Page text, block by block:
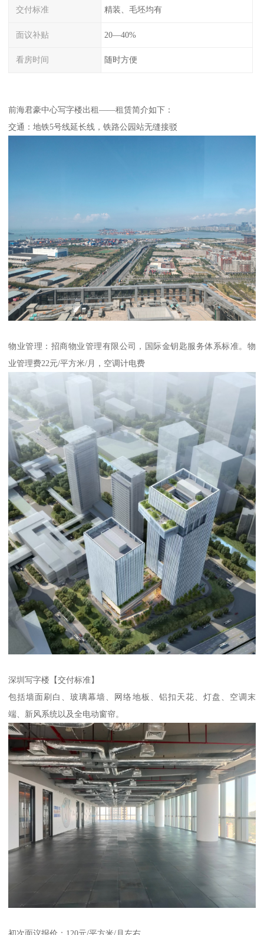
交付标准 精装、毛坯均有
面议补贴 20—40%
看房时间 随时方便
前海君豪中心写字楼出租——租赁简介如下：
交通：地铁5号线延长线，铁路公园站无缝接驳
物业管理：招商物业管理有限公司，国际金钥匙服务体系标准。物
业管理费22元/平方米/月，空调计电费
深圳写字楼【交付标准】
包括墙面刷白、玻璃幕墙、网络地板、铝扣天花、灯盘、空调末
端、新风系统以及全电动窗帘。